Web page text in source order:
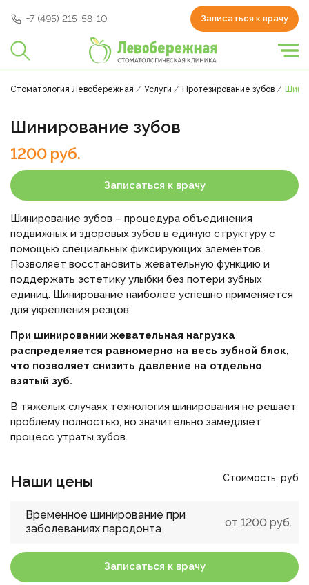
+7 (495) 215-58-10 Записаться к врачу
Стоматология Левобережная Услуги Протезирование зубов
Шинирование зубов
1200 руб.
Записаться к врачу
Шинирование зубов – процедура объединения
подвижных и здоровых зубов в единую структуру с
помощью специальных фиксирующих элементов.
Позволяет восстановить жевательную функцию и
поддержать эстетику улыбки без потери зубных
единиц. Шинирование наиболее успешно применяется
для укрепления резцов.
При шинировании жевательная нагрузка
распределяется равномерно на весь зубной блок,
что позволяет снизить давление на отдельно
взятый зуб.
В тяжелых случаях технология шинирования не решает
проблему полностью, но значительно замедляет
процесс утраты зубов.
Стоимость, руб
Наши цены
Временное шинирование при
заболеваниях пародонта
от 1200 руб.
Записаться к врачу